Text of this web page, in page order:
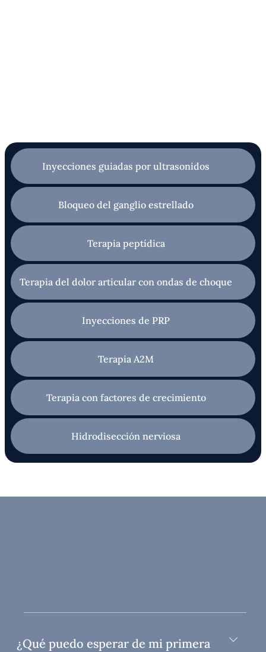
Inyecciones guiadas por ultrasonidos
Bloqueo del ganglio estrellado
Terapia peptídica
Terapia del dolor articular con ondas de choque
Inyecciones de PRP
Terapia A2M
Terapia con factores de crecimiento
Hidrodisección nerviosa
¿Qué puedo esperar de mi primera